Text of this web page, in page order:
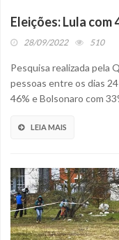
Eleições: Lula com
28/09/2022 510
Pesquisa realizada pela
pessoas entre os dias
46% e Bolsonaro com
LEIA MAIS